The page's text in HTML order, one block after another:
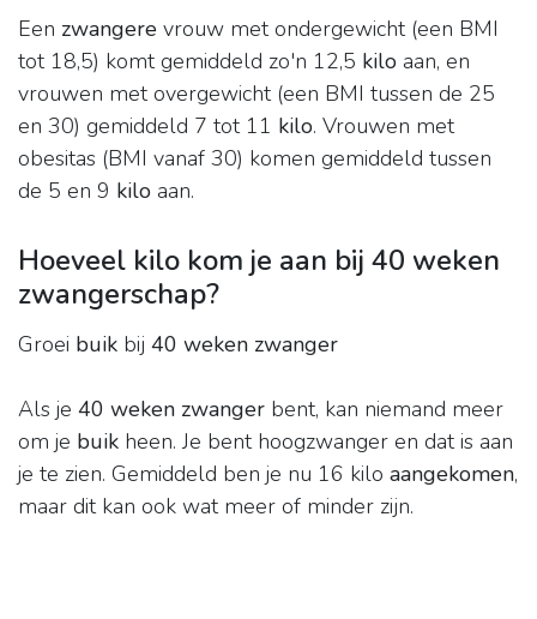
Een zwangere vrouw met ondergewicht (een BMI
tot 18,5) komt gemiddeld zo'n 12,5 kilo aan, en
vrouwen met overgewicht (een BMI tussen de 25
en 30) gemiddeld 7 tot 11 kilo. Vrouwen met
obesitas (BMI vanaf 30) komen gemiddeld tussen
de 5 en 9 kilo aan.
Hoeveel kilo kom je aan bij 40 weken
zwangerschap?
Groei buik bij 40 weken zwanger
Als je 40 weken zwanger bent, kan niemand meer
om je buik heen. Je bent hoogzwanger en dat is aan
je te zien. Gemiddeld ben je nu 16 kilo aangekomen,
maar dit kan ook wat meer of minder zijn.